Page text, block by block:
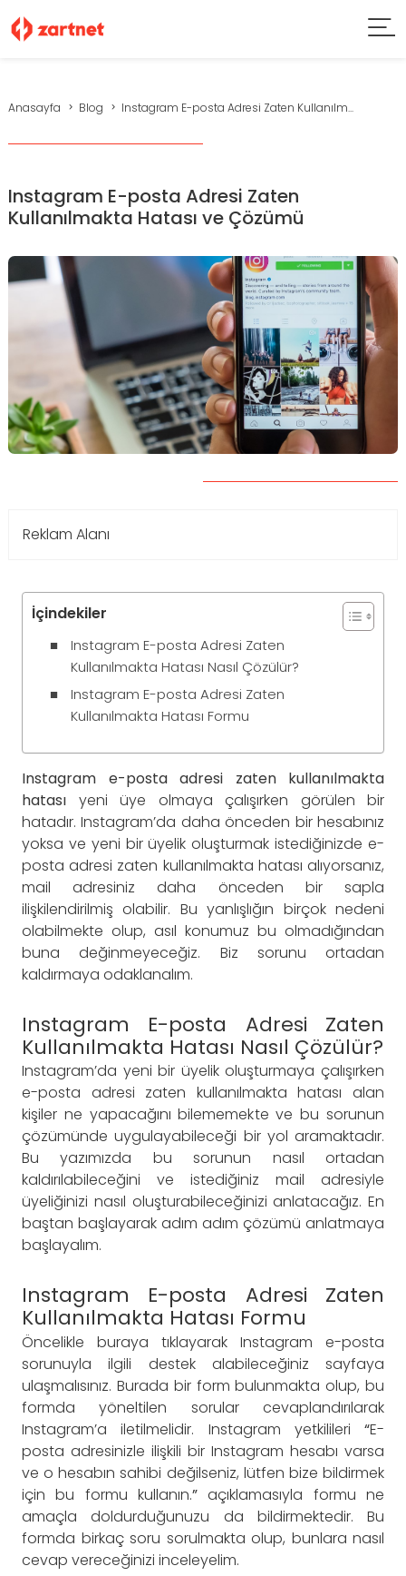
Anasayfa Blog Instagram E-posta Adresi Zaten Kullanılm...
Instagram E-posta Adresi Zaten
Kullanılmakta Hatası ve Çözümü
Reklam Alanı
İçindekiler
Instagram E-posta Adresi Zaten
Kullanılmakta Hatası Nasıl Çözülür?
Instagram E-posta Adresi Zaten
Kullanılmakta Hatası Formu
Instagram e-posta adresi zaten kullanılmakta
hatası yeni üye olmaya çalışırken görülen bir
hatadır. Instagram’da daha önceden bir hesabınız
yoksa ve yeni bir üyelik oluşturmak istediğinizde e-
posta adresi zaten kullanılmakta hatası alıyorsanız,
mail adresiniz daha önceden bir sapla
ilişkilendirilmiş olabilir. Bu yanlışlığın birçok nedeni
olabilmekte olup, asıl konumuz bu olmadığından
buna değinmeyeceğiz. Biz sorunu ortadan
kaldırmaya odaklanalım.
Instagram E-posta Adresi Zaten
Kullanılmakta Hatası Nasıl Çözülür?
Instagram’da yeni bir üyelik oluşturmaya çalışırken
e-posta adresi zaten kullanılmakta hatası alan
kişiler ne yapacağını bilememekte ve bu sorunun
çözümünde uygulayabileceği bir yol aramaktadır.
Bu yazımızda bu sorunun nasıl ortadan
kaldırılabileceğini ve istediğiniz mail adresiyle
üyeliğinizi nasıl oluşturabileceğinizi anlatacağız. En
baştan başlayarak adım adım çözümü anlatmaya
başlayalım.
Instagram E-posta Adresi Zaten
Kullanılmakta Hatası Formu
Öncelikle buraya tıklayarak Instagram e-posta
sorunuyla ilgili destek alabileceğiniz sayfaya
ulaşmalısınız. Burada bir form bulunmakta olup, bu
formda yöneltilen sorular cevaplandırılarak
Instagram’a iletilmelidir. Instagram yetkilileri “E-
posta adresinizle ilişkili bir Instagram hesabı varsa
ve o hesabın sahibi değilseniz, lütfen bize bildirmek
için bu formu kullanın.”açıklamasıyla formu ne
amaçla doldurduğunuzu da bildirmektedir. Bu
formda birkaç soru sorulmakta olup, bunlara nasıl
cevap vereceğinizi inceleyelim.